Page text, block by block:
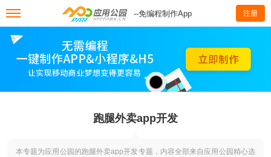
--免编程制作App 注册
跑腿外卖app开发
本专题为应用公园的跑腿外卖app开发专题，内容全部来自应用公园精心选